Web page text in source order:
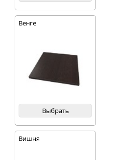
Венге
Выбрать
Вишня